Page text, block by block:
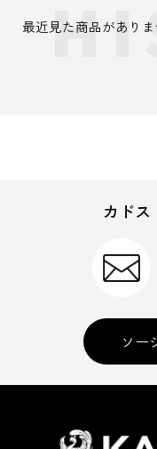
最近見た商品がありま
カドス
ソー